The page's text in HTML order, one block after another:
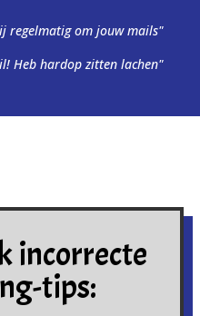
regelmatig om jouw mails"
Heb hardop zitten lachen"
incorrecte
tips: